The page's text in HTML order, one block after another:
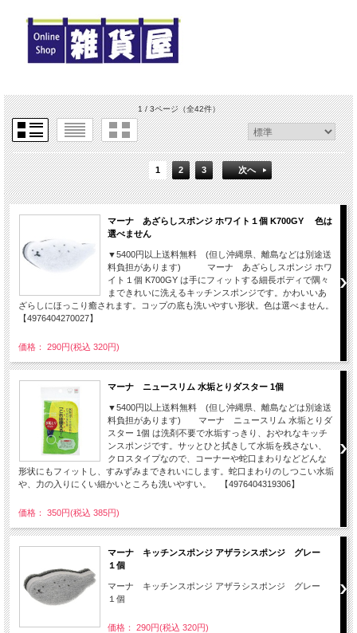
1 / 3ページ（全42件）
1 2 3 次へ
マーナ あざらしスポンジ ホワイト１個 K700GY 色は
選べません
▼5400円以上送料無料 (但し沖縄県、離島などは別途送
料負担があります) マーナ あざらしスポンジ ホワ
イト１個 K700GY は手にフィットする細長ボディで隅々
まできれいに洗えるキッチンスポンジです。かわいいあ
ざらしにほっこり癒されます。コップの底も洗いやすい形状。色は選べません。
【4976404270027】
価格： 290円(税込 320円)
マーナ ニュースリム 水垢とりダスター 1個
▼5400円以上送料無料 (但し沖縄県、離島などは別途送
料負担があります) マーナ ニュースリム 水垢とりダ
スター 1個 は洗剤不要で水垢すっきり、おやれなキッチ
ンスポンジです。サッとひと拭きして水垢を残さない、
クロスタイプなので、コーナーや蛇口まわりなどどんな
形状にもフィットし、すみずみまできれいにします。蛇口まわりのしつこい水垢
や、力の入りにくい細かいところも洗いやすい。 【4976404319306】
価格： 350円(税込 385円)
マーナ キッチンスポンジ アザラシスポンジ グレー
１個
マーナ キッチンスポンジ アザラシスポンジ グレー
１個
価格： 290円(税込 320円)